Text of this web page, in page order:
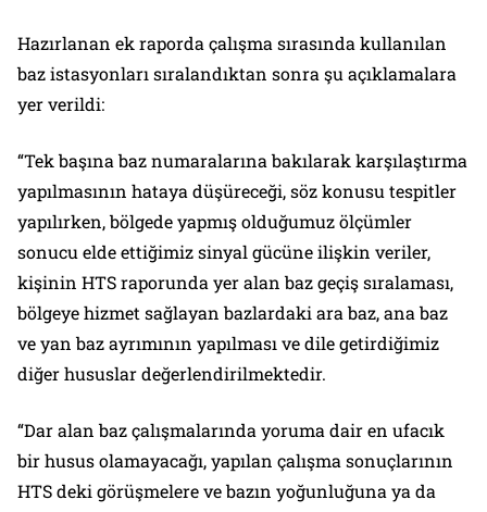
Hazırlanan ek raporda çalışma sırasında kullanılan
baz istasyonları sıralandıktan sonra şu açıklamalara
yer verildi:
“Tek başına baz numaralarına bakılarak karşılaştırma
yapılmasının hataya düşüreceği, söz konusu tespitler
yapılırken, bölgede yapmış olduğumuz ölçümler
sonucu elde ettiğimiz sinyal gücüne ilişkin veriler,
kişinin HTS raporunda yer alan baz geçiş sıralaması,
bölgeye hizmet sağlayan bazlardaki ara baz, ana baz
ve yan baz ayrımının yapılması ve dile getirdiğimiz
diğer hususlar değerlendirilmektedir.
“Dar alan baz çalışmalarında yoruma dair en ufacık
bir husus olamayacağı, yapılan çalışma sonuçlarının
HTS deki görüşmelere ve bazın yoğunluğuna ya da